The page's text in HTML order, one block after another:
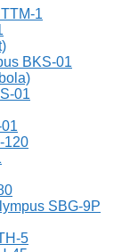
1
BKS-01
01
120
SBG-9P
5